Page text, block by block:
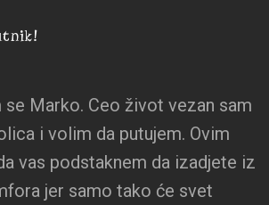
Marko. Ceo život vezan sam
i volim da putujem. Ovim
vas podstaknem da izadjete iz
jer samo tako će svet